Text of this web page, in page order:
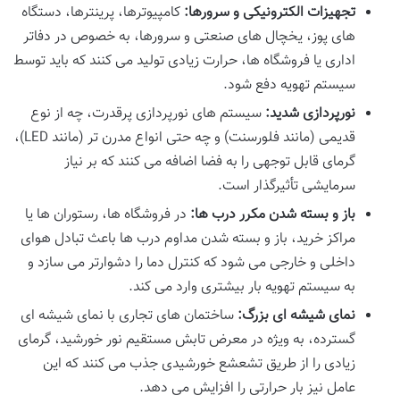
تجهیزات الکترونیکی و سرورها: کامپیوترها، پرینترها، دستگاه
های پوز، یخچال های صنعتی و سرورها، به خصوص در دفاتر
اداری یا فروشگاه ها، حرارت زیادی تولید می کنند که باید توسط
سیستم تهویه دفع شود.
نورپردازی شدید: سیستم های نورپردازی پرقدرت، چه از نوع
قدیمی (مانند فلورسنت) و چه حتی انواع مدرن تر (مانند LED)،
گرمای قابل توجهی را به فضا اضافه می کنند که بر نیاز
سرمایشی تأثیرگذار است.
باز و بسته شدن مکرر درب ها: در فروشگاه ها، رستوران ها یا
مراکز خرید، باز و بسته شدن مداوم درب ها باعث تبادل هوای
داخلی و خارجی می شود که کنترل دما را دشوارتر می سازد و
به سیستم تهویه بار بیشتری وارد می کند.
نمای شیشه ای بزرگ: ساختمان های تجاری با نمای شیشه ای
گسترده، به ویژه در معرض تابش مستقیم نور خورشید، گرمای
زیادی را از طریق تشعشع خورشیدی جذب می کنند که این
عامل نیز بار حرارتی را افزایش می دهد.